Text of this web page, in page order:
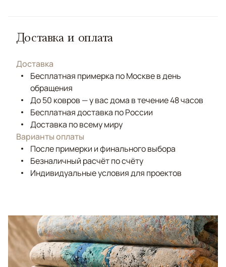
Доставка и оплата
Доставка
Бесплатная примерка по Москве в день
обращения
До 50 ковров — у вас дома в течение 48 часов
Бесплатная доставка по России
Доставка по всему миру
Варианты оплаты
После примерки и финального выбора
Безналичный расчёт по счёту
Индивидуальные условия для проектов